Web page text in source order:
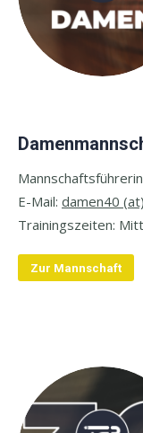
E-Mail: damen40
Trainingszeiten: M
Zur Mannschaft